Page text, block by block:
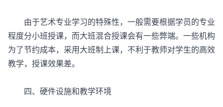
由于艺术专业学习的特殊性，一般需要根据学员的专业
程度分小班授课，而大班混合授课会有一些弊端。一些机构
为了节约成本，采用大班制上课，不利于教师对学生的高效
教学，授课效果差。
四、硬件设施和教学环境